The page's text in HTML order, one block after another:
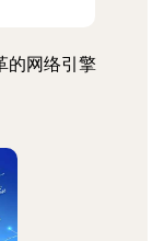
的网络引擎